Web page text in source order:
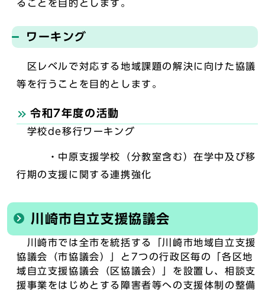
ることを目的とします。
ワーキング
区レベルで対応する地域課題の解決に向けた協議
等を行うことを目的とします。
令和7年度の活動
学校de移行ワーキング
・中原支援学校（分教室含む）在学中及び移
行期の支援に関する連携強化
川崎市自立支援協議会
川崎市では全市を統括する「川崎市地域自立支援
協議会（市協議会）」と7つの行政区毎の「各区地
域自立支援協議会（区協議会）」を設置し、相談支
援事業をはじめとする障害者等への支援体制の整備